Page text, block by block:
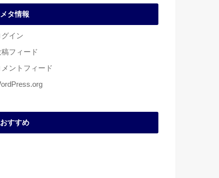
メタ情報
グイン
稿フィード
メントフィード
おすすめ